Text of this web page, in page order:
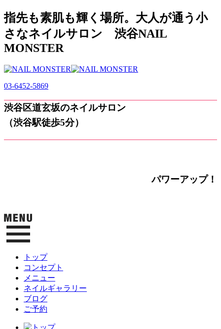
指先も素肌も輝く場所。大人が通う小
さなネイルサロン 渋谷NAIL
MONSTER
03-6452-5869
渋谷区道玄坂のネイルサロン
（渋谷駅徒歩5分）
パワーアップ！
トップ
コンセプト
メニュー
ネイルギャラリー
ブログ
ご予約